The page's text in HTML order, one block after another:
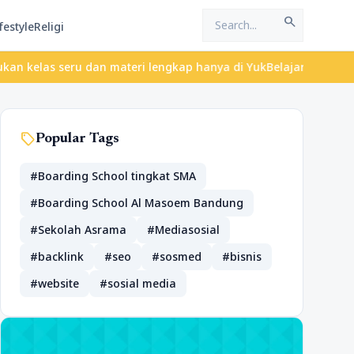
Religi search
dan materi lengkap hanya di YukBelajar.com. Mulai
sellPopular Tags
#Boarding School tingkat SMA
#Boarding School Al Masoem Bandung
#Sekolah Asrama
#Mediasosial
#backlink
#seo #sosmed
#bisnis
#website
#sosial media